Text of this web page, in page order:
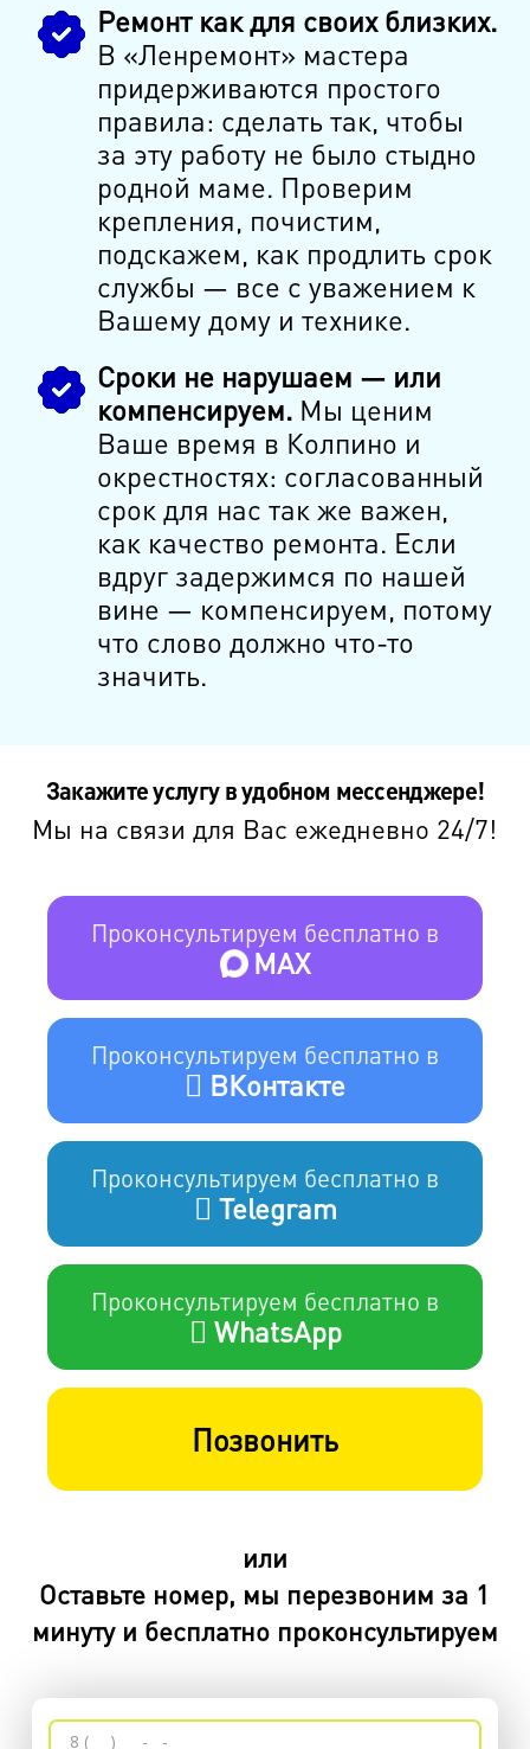
Ремонт как для своих близких.
В «Ленремонт» мастера
придерживаются простого
правила: сделать так, чтобы
за эту работу не было стыдно
родной маме. Проверим
крепления, почистим,
подскажем, как продлить срок
службы — все с уважением к
Вашему дому и технике.
Сроки не нарушаем — или
компенсируем.Мы ценим
Ваше время в Колпино и
окрестностях: согласованный
срок для нас так же важен,
как качество ремонта. Если
вдруг задержимся по нашей
вине — компенсируем, потому
что слово должно что-то
значить.
Закажите услугу в удобном мессенджере!
Мы на связи для Вас ежедневно 24/7!
Проконсультируем бесплатно в
MAX
Проконсультируем бесплатно в
ВКонтакте
Проконсультируем бесплатно в
Telegram
Проконсультируем бесплатно в
WhatsApp
Позвонить
или
Оставьте номер, мы перезвоним за 1
минуту и бесплатно проконсультируем